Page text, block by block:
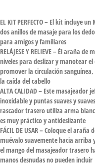
EL KIT PERFECTO – El kit incluye
dos anillos de masaje para los
para amigos y familiares
RELÁJESE Y RELIEVE – Él araña
niveles para deslizar y manotear
promover la circulación
la caída del cabello
ALTA CALIDAD – Este
inoxidable y puntas suaves y
rascador trasero utiliza arma
es muy práctico y antideslizante
FÁCIL DE USAR – Coloque el
muévalo suavemente hacia arriba
el mango del masajeador trasero
manos desnudas no pueden incluir